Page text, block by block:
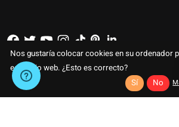
© Copyright 2026 TABIO E-SHOP Paris RSS feed
Nos gustaría colocar cookies en su ordenador
este sitio web. ¿Esto es correcto?
Sí
No